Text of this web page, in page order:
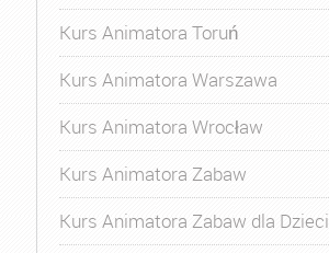
Kurs Animatora Toruń
Kurs Animatora Warszawa
Kurs Animatora Wrocław
Kurs Animatora Zabaw
Kurs Animatora Zabaw dla Dzieci